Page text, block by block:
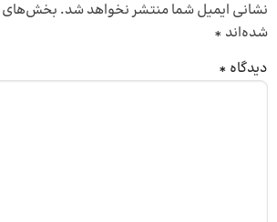
نشانی ایمیل شما منتشر نخواهد شد. بخش‌های
شده‌اند *
دیدگاه *